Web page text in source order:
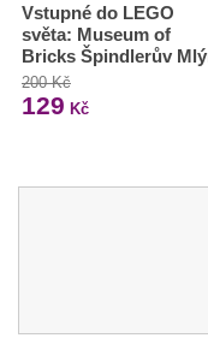
Vstupné do LEGO
světa: Museum of
Bricks Špindlerův
200 Kč
129 Kč